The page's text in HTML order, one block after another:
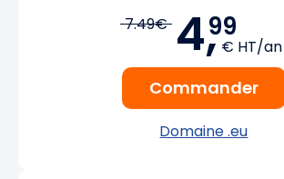
7.49€ 4,99
€ HT/an
Commander
Domaine .eu